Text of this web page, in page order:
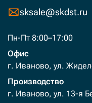
sksale@skdst.ru
Пн-Пт 8:00–17:00
Офис
г. Иваново, ул.
Производство
г. Иваново, ул. 13-я